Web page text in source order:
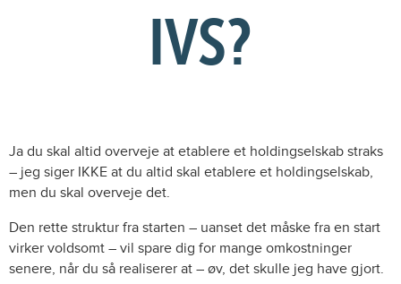
IVS?
Ja du skal altid overveje at etablere et holdingselskab straks
– jeg siger IKKE at du altid skal etablere et holdingselskab,
men du skal overveje det.
Den rette struktur fra starten – uanset det måske fra en start
virker voldsomt – vil spare dig for mange omkostninger
senere, når du så realiserer at – øv, det skulle jeg have gjort.